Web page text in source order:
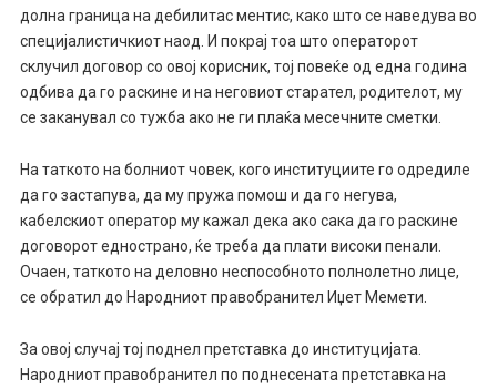
долна граница на дебилитас ментис, како што се наведува во
специјалистичкиот наод. И покрај тоа што операторот
склучил договор со овој корисник, тој повеќе од една година
одбива да го раскине и на неговиот старател, родителот, му
се заканувал со тужба ако не ги плаќа месечните сметки.
На таткото на болниот човек, кого институциите го одредиле
да го застапува, да му пружа помош и да го негува,
кабелскиот оператор му кажал дека ако сака да го раскине
договорот еднострано, ќе треба да плати високи пенали.
Очаен, таткото на деловно неспособното полнолетно лице,
се обратил до Народниот правобранител Иџет Мемети.
За овој случај тој поднел претставка до институцијата.
Народниот правобранител по поднесената претставка на